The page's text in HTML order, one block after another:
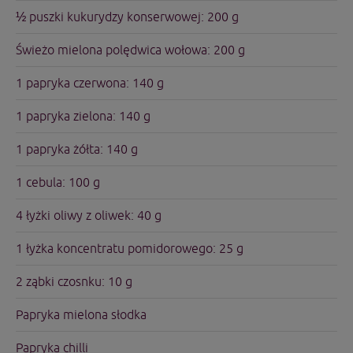
½ puszki kukurydzy konserwowej: 200 g
Świeżo mielona polędwica wołowa: 200 g
1 papryka czerwona: 140 g
1 papryka zielona: 140 g
1 papryka żółta: 140 g
1 cebula: 100 g
4 łyżki oliwy z oliwek: 40 g
1 łyżka koncentratu pomidorowego: 25 g
2 ząbki czosnku: 10 g
Papryka mielona słodka
Papryka chilli